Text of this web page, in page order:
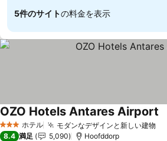
5件のサイトの料金を表示
3 ホテルのランク
ホテル モダンなデザインと新しい建物
OZO Hotels Antares Airport
8.4 満足 5,090 Hoofddorp